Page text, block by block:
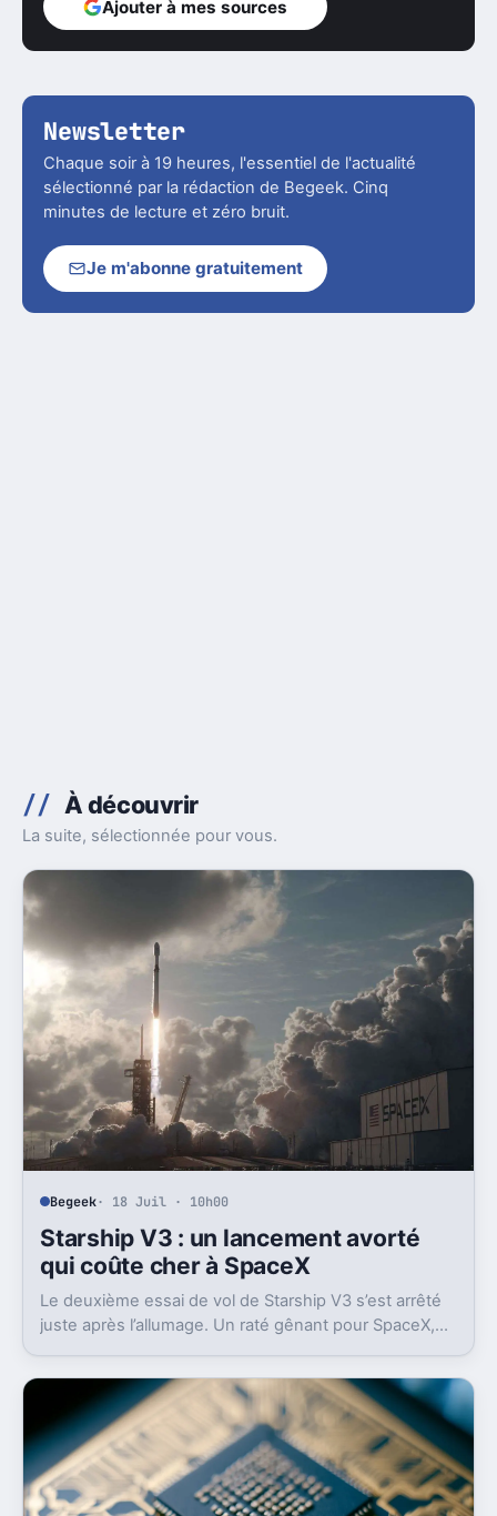
Ajouter à mes sources
Newsletter
Chaque soir à 19 heures, l'essentiel de l'actualité
sélectionné par la rédaction de Begeek. Cinq
minutes de lecture et zéro bruit.
Je m'abonne gratuitement
À découvrir
La suite, sélectionnée pour vous.
Begeek· 18 Juil · 10h00
Starship V3 : un lancement avorté
qui coûte cher à SpaceX
Le deuxième essai de vol de Starship V3 s’est arrêté
juste après l’allumage. Un raté gênant pour SpaceX,